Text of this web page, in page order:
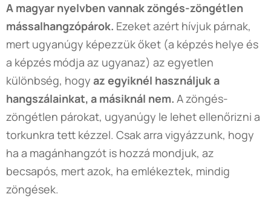
A magyar nyelvben vannak zöngés-zöngétlen
mássalhangzópárok. Ezeket azért hívjuk párnak,
mert ugyanúgy képezzük őket (a képzés helye és
a képzés módja az ugyanaz) az egyetlen
különbség, hogy az egyiknél használjuk a
hangszálainkat, a másiknál nem. A zöngés-
zöngétlen párokat, ugyanúgy le lehet ellenőrizni a
torkunkra tett kézzel. Csak arra vigyázzunk, hogy
ha a magánhangzót is hozzá mondjuk, az
becsapós, mert azok, ha emlékeztek, mindig
zöngések.